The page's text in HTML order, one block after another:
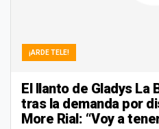
¡ARDE TELE!
El llanto de Gladys La
tras la demanda por
More Rial: “Voy a